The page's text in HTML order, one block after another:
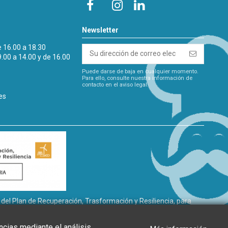
16.00 a 18.30
a 14.00 y de 16.00
Newsletter
Puede darse de baja en cualquier momento.
Para ello, consulte nuestra información de
contacto en el aviso legal.
Plan de Recuperación, Trasformación y Resiliencia, para
renovable, así como la implantación de sistemas
a través de la Agencia Andaluza de la Energía.”